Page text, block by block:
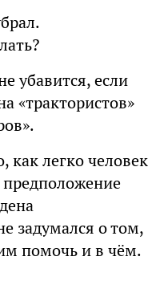
убавится, если
«трактористов»
как легко человек
предположение
задумался о том,
помочь и в чём.